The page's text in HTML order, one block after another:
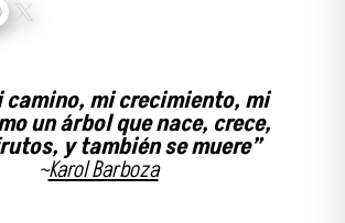
camino, mi crecimiento, mi
un árbol que nace, crece,
y también se muere”
~Karol Barboza